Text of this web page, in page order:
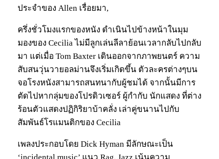
ประจำของ Allen เรื่อยมา,
ครึ่งชั่วโมงแรกของหนัง ดำเนินไปข้างหน้าในมุม
มองของ Cecilia ไม่มีลูกเล่นลีลาย้อนเวลากลับไปกลับ
มา แต่เมื่อ Tom Baxter เดินออกจากภาพยนตร์ ความ
สับสนวุ่นวายอลม่านจึงเริ่มเกิดขึ้น ตัวละครต่างๆบน
จอโรงหนังสามารถสนทนากับผู้ชมได้ จากนั้นมีการ
ตัดไปหากลุ่มของโปรดิวเซอร์ ผู้กำกับ นักแสดง ที่ต่าง
ร้อนตัวแสดงปฏิกิริยาบ้าคลั่ง เล่าคู่ขนานไปกับ
สัมพันธ์โรแมนติกของ Cecilia
เพลงประกอบโดย Dick Hyman มีลักษณะเป็น
‘incidental music’ แนว Rag, Jazz เน้นความ